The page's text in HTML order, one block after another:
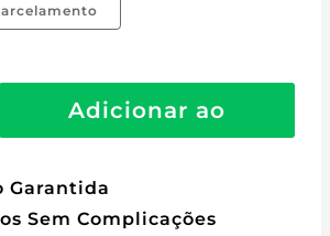
Adicionar ao
Garantida
Sem Complicações